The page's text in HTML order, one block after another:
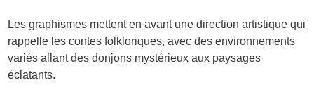
Les graphismes mettent en avant une direction artistique qui
rappelle les contes folkloriques, avec des environnements
variés allant des donjons mystérieux aux paysages
éclatants.